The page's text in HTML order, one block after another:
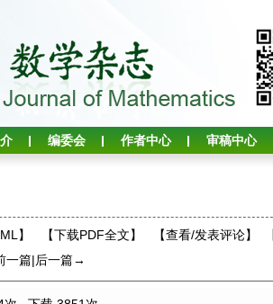
编委会 作者中心 审稿中心
】 【下载PDF全文】 【查看/发表评论】
一篇|后一篇→